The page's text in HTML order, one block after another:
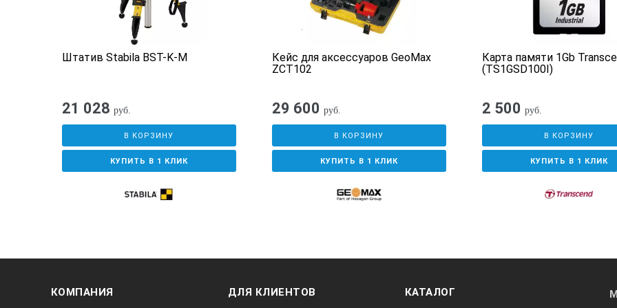
Штатив Stabila BST-K-M
21 028 руб.
В КОРЗИНУ
КУПИТЬ В 1 КЛИК
Кейс для аксессуаров GeoMax
ZCT102
29 600 руб.
В КОРЗИНУ
КУПИТЬ В 1 КЛИК
Карта памяти 1Gb
(TS1GSD100I)
2 500 руб.
В КОРЗИНУ
КУПИТЬ В 1 КЛИК
КОМПАНИЯ ДЛЯ КЛИЕНТОВ КАТАЛОГ